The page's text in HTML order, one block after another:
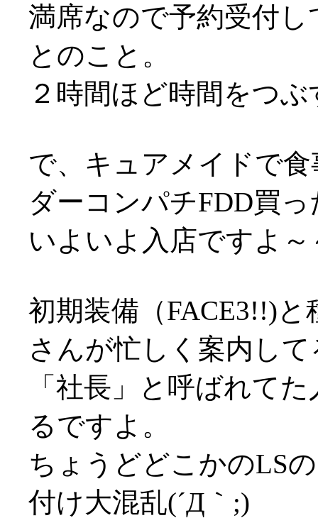
満席なので予約受付
とのこと。
２時間ほど時間をつ
で、キュアメイドで
ダーコンパチFDD買
いよいよ入店ですよ～
初期装備（FACE3!!)
さんが忙しく案内して
「社長」と呼ばれて
るですよ。
ちょうどどこかのLS
付け大混乱(´Д｀;)